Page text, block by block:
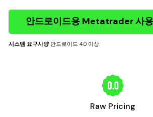
안드로이드용 Metatrader 사용
시스템 요구사양안드로이드 4.0 이상
Raw Pricing